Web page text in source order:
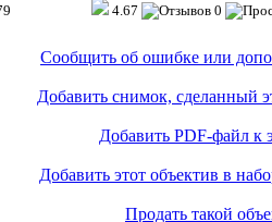
4.67
0
Сообщить об ошибке или
Добавить снимок, сделанный
Добавить PDF-файл к
Добавить этот объектив в
Продать такой